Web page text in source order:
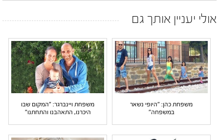
אולי יעניין אותך גם
משפחת כהן: "היופי נשאר
במשפחה"
משפחת ויינברגר: "המקום שבו
היכרנו, התאהבנו והתחתנו"